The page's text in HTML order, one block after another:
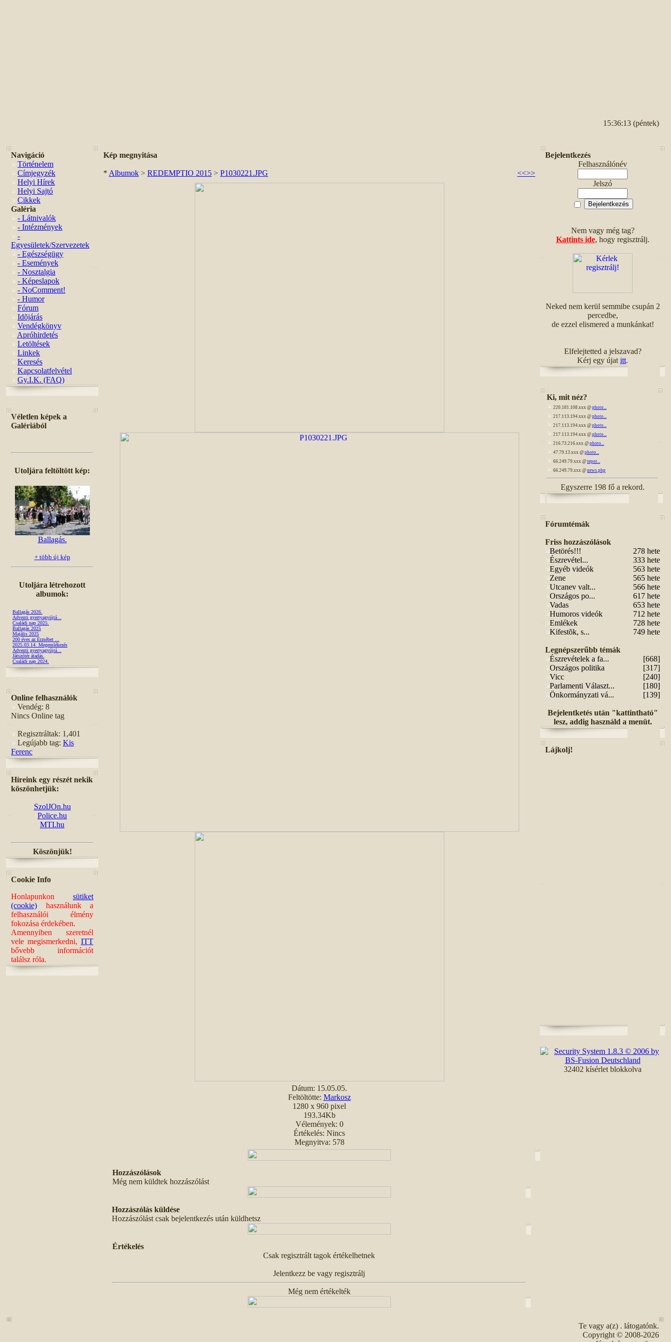
15:36:13 (péntek)
Navigáció
Történelem
Címjegyzék
Helyi Hírek
Helyi Sajtó
Cikkek
Galéria
- Látnivalók
- Intézmények
-
Egyesületek/Szervezetek
- Egészségügy
- Események
- Nosztalgia
- Képeslapok
- NoComment!
- Humor
Fórum
Idõjárás
Vendégkönyv
Apróhirdetés
Letöltések
Linkek
Keresés
Kapcsolatfelvétel
Gy.I.K. (FAQ)
Véletlen képek a
Galériából
Utoljára feltöltött kép:
Ballagás.
+ több új kép
Utoljára létrehozott
albumok:
Ballagás 2026.
Adventi gyertyagyújtá...
Családi nap 2025.
Ballagás 2025
Majális 2025
200 éves az Erzsébet ...
2025.03.14. Megemlékezés
Adventi gyertyagyújtá...
Játszótér átadás.
Családi nap 2024.
Online felhasználók
Vendég: 8
Nincs Online tag
Regisztráltak: 1,401
Legújabb tag: Kis
Ferenc
Híreink egy részét nekik
köszönhetjük:
SzolJOn.hu
Police.hu
MTI.hu
Köszönjük!
Cookie Info
Honlapunkon sütiket
(cookie) használunk a
felhasználói élmény
fokozása érdekében.
Amennyiben szeretnél
vele megismerkedni, ITT
bővebb információt
találsz róla.
Kép megnyitása
* Albumok > REDEMPTIO 2015 > P1030221.JPG <<>>
Dátum: 15.05.05.
Feltöltötte: Markosz
1280 x 960 pixel
193.34Kb
Vélemények: 0
Értékelés: Nincs
Megnyitva: 578
Hozzászólások
Még nem küldtek hozzászólást
Hozzászólás küldése
Hozzászólást csak bejelentkezés után küldhetsz
Értékelés
Csak regisztrált tagok értékelhetnek
Jelentkezz be vagy regisztrálj
Még nem értékelték
Bejelentkezés
Felhasználónév
Jelszó
Nem vagy még tag?
Kattints ide, hogy regisztrálj.
Neked nem kerül semmibe csupán 2
percedbe,
de ezzel elismered a munkánkat!
Elfelejtetted a jelszavad?
Kérj egy újat itt.
Ki, mit néz?
220.181.108.xxx @ photo...
217.113.194.xxx @ photo...
217.113.194.xxx @ photo...
217.113.194.xxx @ photo...
216.73.216.xxx @ photo...
47.79.13.xxx @ photo...
66.249.79.xxx @ repor...
66.249.79.xxx @ news.php
Egyszerre 198 fő a rekord.
Fórumtémák
Friss hozzászólások
Betörés!!!
278 hete
Észrevétel...
333 hete
Egyéb videók
563 hete
Zene
565 hete
Utcanev valt...
566 hete
Országos po...
617 hete
Vadas
653 hete
Humoros videók
712 hete
Emlékek
728 hete
Kifestõk, s...
749 hete
Legnépszerűbb témák
Észrevételek a fa...
[668]
Országos politika
[317]
Vicc
[240]
Parlamenti Választ...
[180]
Önkormányzati vá...
[139]
Bejelentketés után "kattintható"
lesz, addig használd a menüt.
Lájkolj!
32402 kísérlet blokkolva
Te vagy a(z) . látogatónk.
Copyright © 2008-2026